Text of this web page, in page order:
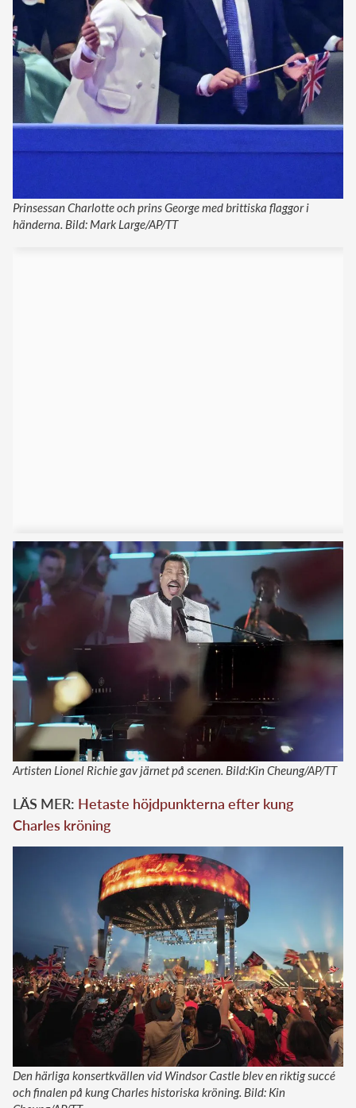
Prinsessan Charlotte och prins George med brittiska flaggor i
händerna. Bild: Mark Large/AP/TT
Artisten Lionel Richie gav järnet på scenen. Bild:Kin Cheung/AP/TT
LÄS MER: Hetaste höjdpunkterna efter kung
Charles kröning
Den härliga konsertkvällen vid Windsor Castle blev en riktig succé
och finalen på kung Charles historiska kröning. Bild: Kin